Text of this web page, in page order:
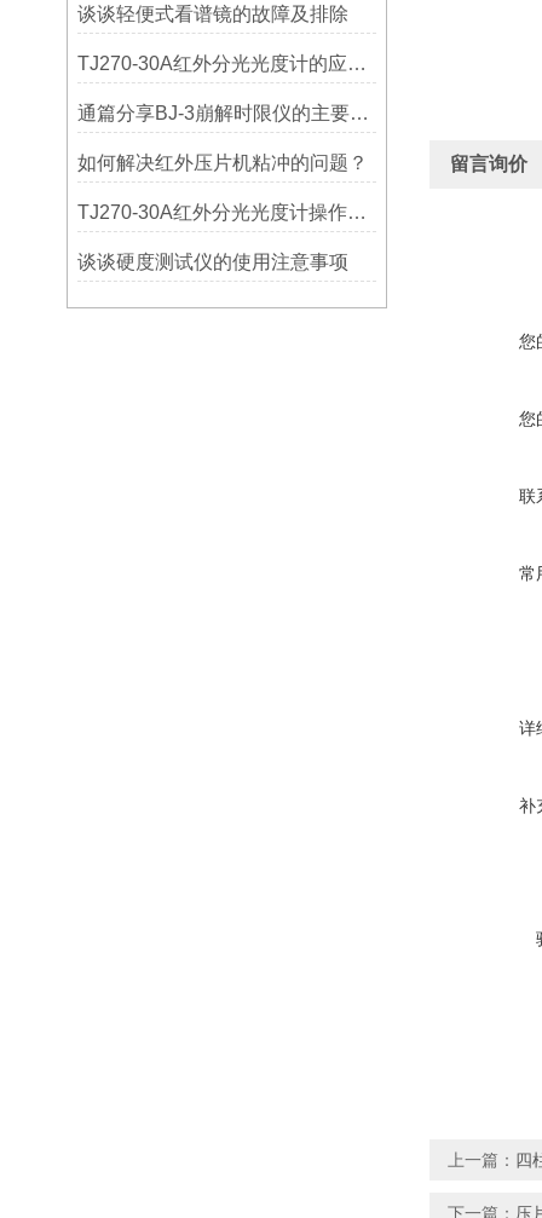
谈谈轻便式看谱镜的故障及排除
TJ270-30A红外分光光度计的应用非常广泛
通篇分享BJ-3崩解时限仪的主要特征是什么？
如何解决红外压片机粘冲的问题？
TJ270-30A红外分光光度计操作简便，结果可靠
谈谈硬度测试仪的使用注意事项
留言询价
您
您
联
常
详
补
上一篇： 四
下一篇： 压